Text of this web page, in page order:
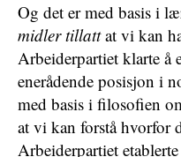
Og det er med basis i
midler tillattat vi kan
Arbeiderpartiet klarte å
enerådende posisjon i
med basis i filosofien
at vi kan forstå hvorfor
Arbeiderpartiet